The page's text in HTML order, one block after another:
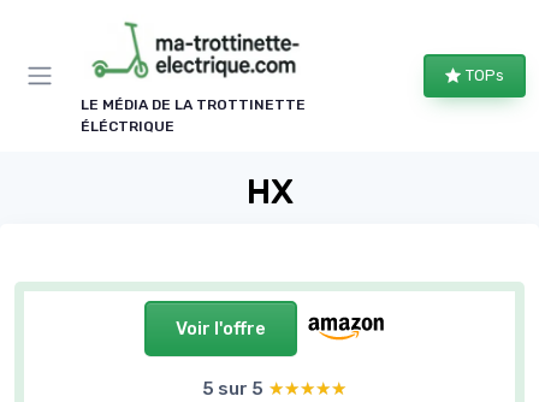
LE MÉDIA DE LA TROTTINETTE
ÉLÉCTRIQUE
TOPs
HX
Voir l'offre
5 sur 5 ★★★★★
★★★★★